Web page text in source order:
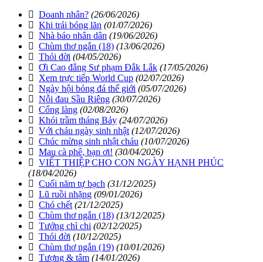
Doanh nhân? (26/06/2026)
Khi trái bóng lăn (01/07/2026)
Nhà báo nhân dân (19/06/2026)
Chùm thơ ngắn (18) (13/06/2026)
Thói đời (04/05/2026)
Ơi Cao đẳng Sư phạm Đắk Lắk (17/05/2026)
Xem trực tiếp World Cup (02/07/2026)
Ngày hội bóng đá thế giới (05/07/2026)
Nỗi đau Sầu Riêng (30/07/2026)
Cổng làng (02/08/2026)
Khói trầm tháng Bảy (24/07/2026)
Với cháu ngày sinh nhật (12/07/2026)
Chúc mừng sinh nhật cháu (10/07/2026)
Mau cà phê, bạn ơi! (30/04/2026)
VIẾT THIỆP CHO CON NGÀY HẠNH PHÚC
(18/04/2026)
Cuối năm tự bạch (31/12/2025)
Lũ ruồi nhặng (09/01/2026)
Chó chết (21/12/2025)
Chùm thơ ngắn (18) (13/12/2025)
Tướng chì chi (02/12/2025)
Thói đời (10/12/2025)
Chùm thơ ngắn (19) (10/01/2026)
Tượng & tâm (14/01/2026)